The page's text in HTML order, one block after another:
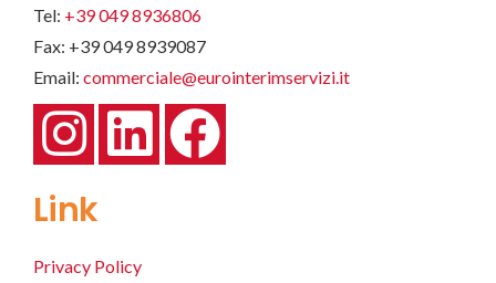
Tel: +39 049 8936806
Fax: +39 049 8939087
Email: commerciale@eurointerimservizi.it
Link
Privacy Policy